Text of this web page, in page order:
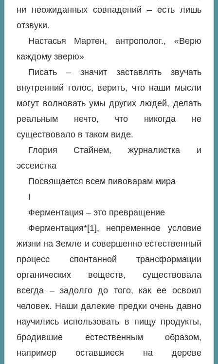
ни неожиданных совпадений – есть лишь
отзвуки.
Настасья Мартен, антрополог., «Верю
каждому зверю»
Писать – значит заставлять звучать
внутренний голос, верить, что наши мысли
могут волновать умы других людей, делать
реальным нечто, что никогда не
существовало в таком виде.
Глория Стайнем, журналистка и
эссеистка
Посвящается всем пивоварам мира
I
Ферментация – это превращение
Ферментация*[1], непременное условие
жизни на Земле и совершенно естественный
процесс спонтанной трансформации
органических веществ, существовала
всегда – задолго до того, как ее освоил
человек. Наши далекие предки очень давно
научились использовать в пищу продукты,
бродившие естественным образом,
например оставшиеся на дереве